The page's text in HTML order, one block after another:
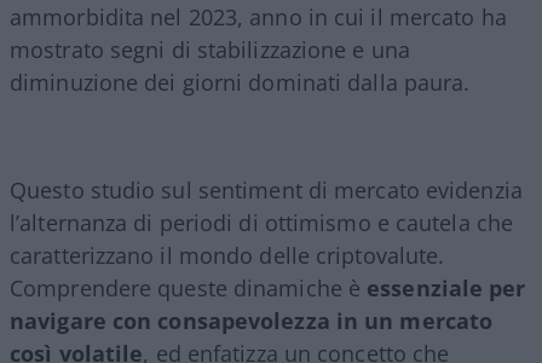
ammorbidita nel 2023, anno in cui il mercato ha
mostrato segni di stabilizzazione e una
diminuzione dei giorni dominati dalla paura.
Questo studio sul sentiment di mercato evidenzia
l’alternanza di periodi di ottimismo e cautela che
caratterizzano il mondo delle criptovalute.
Comprendere queste dinamiche è essenziale per
navigare con consapevolezza in un mercato
così volatile, ed enfatizza un concetto che